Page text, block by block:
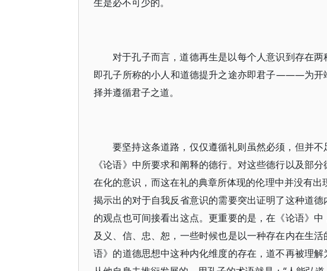
对于孔子而言，道德再生是以每个人意识到存
即孔子所称的小人和道德提升之途亦即君子———为开
择并遵循君子之道。
要坚持这条道路，仅仅遵循礼则虽然必须，但并
《论语》中所要求和阐释的德行。对这些德行以及部
在化的意识，而这在礼的典章所体现的伦理中并没有出
揭示出的对于自我反省意识的需要突出证明了这种道
的观点也可间接看出这点。更重要的是，在《论语》
及义、信、忠、恕，一些时候也是以一种存在内在生
语》的道德思想中这种内化维度的存在，道不再被理